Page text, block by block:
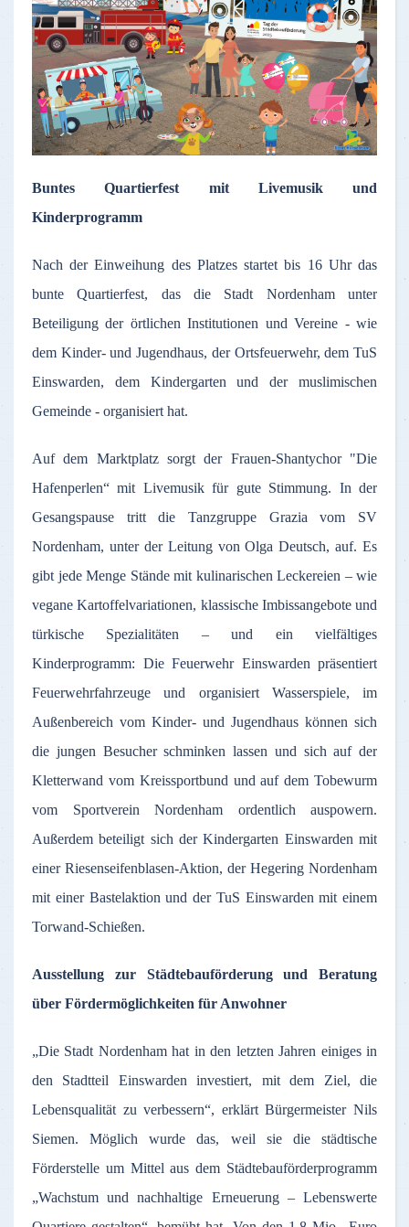
Buntes Quartierfest mit Livemusik und
Kinderprogramm
Nach der Einweihung des Platzes startet bis 16 Uhr das
bunte Quartierfest, das die Stadt Nordenham unter
Beteiligung der örtlichen Institutionen und Vereine - wie
dem Kinder- und Jugendhaus, der Ortsfeuerwehr, dem TuS
Einswarden, dem Kindergarten und der muslimischen
Gemeinde - organisiert hat.
Auf dem Marktplatz sorgt der Frauen-Shantychor "Die
Hafenperlen“ mit Livemusik für gute Stimmung. In der
Gesangspause tritt die Tanzgruppe Grazia vom SV
Nordenham, unter der Leitung von Olga Deutsch, auf. Es
gibt jede Menge Stände mit kulinarischen Leckereien – wie
vegane Kartoffelvariationen, klassische Imbissangebote und
türkische Spezialitäten – und ein vielfältiges
Kinderprogramm: Die Feuerwehr Einswarden präsentiert
Feuerwehrfahrzeuge und organisiert Wasserspiele, im
Außenbereich vom Kinder- und Jugendhaus können sich
die jungen Besucher schminken lassen und sich auf der
Kletterwand vom Kreissportbund und auf dem Tobewurm
vom Sportverein Nordenham ordentlich auspowern.
Außerdem beteiligt sich der Kindergarten Einswarden mit
einer Riesenseifenblasen-Aktion, der Hegering Nordenham
mit einer Bastelaktion und der TuS Einswarden mit einem
Torwand-Schießen.
Ausstellung zur Städtebauförderung und Beratung
über Fördermöglichkeiten für Anwohner
„Die Stadt Nordenham hat in den letzten Jahren einiges in
den Stadtteil Einswarden investiert, mit dem Ziel, die
Lebensqualität zu verbessern“, erklärt Bürgermeister Nils
Siemen. Möglich wurde das, weil sie die städtische
Förderstelle um Mittel aus dem Städtebauförderprogramm
„Wachstum und nachhaltige Erneuerung – Lebenswerte